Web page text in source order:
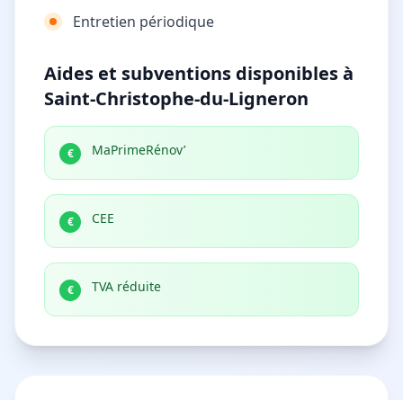
Entretien périodique
Aides et subventions disponibles à
Saint-Christophe-du-Ligneron
€ MaPrimeRénov’
€ CEE
€ TVA réduite